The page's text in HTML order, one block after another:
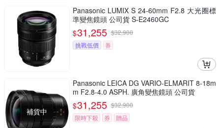
Panasonic LUMIX S 24-60mm F2.8 大光圈標
準變焦鏡頭 公司貨 S-E2460GC
$31,255 $32,900
挑戰低價
券
補貨中
Panasonic LEICA DG VARIO-ELMARIT 8-18m
m F2.8-4.0 ASPH. 廣角變焦鏡頭 公司貨
$31,255 $32,900
限時下殺
券 贈品